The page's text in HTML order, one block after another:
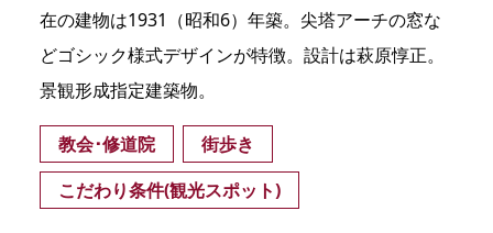
在の建物は1931（昭和6）年築。尖塔アーチの窓な
どゴシック様式デザインが特徴。設計は萩原惇正。
景観形成指定建築物。
教会･修道院
街歩き
こだわり条件(観光スポット)